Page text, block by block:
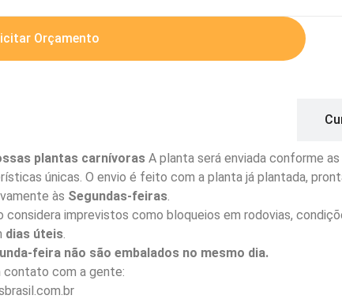
Orçamento
plantas carnívoras A planta será enviada conforme
únicas. O envio é feito com a planta já plantada,
às Segundas-feiras.
considera imprevistos como bloqueios em rodovias,
dias úteis.
feira não são embalados no mesmo dia.
contato com a gente: